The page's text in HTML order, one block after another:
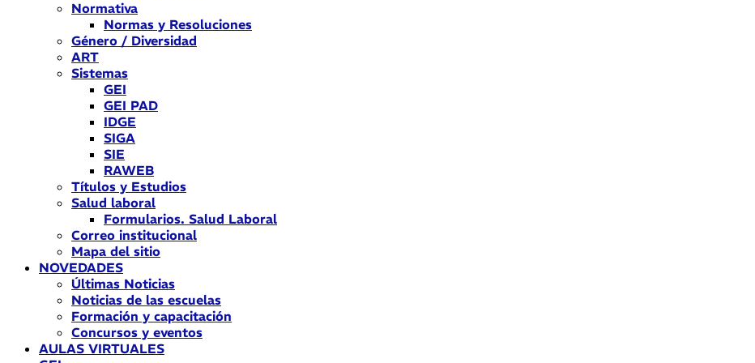
Normativa
Normas y Resoluciones
Género / Diversidad
ART
Sistemas
GEI
GEI PAD
IDGE
SIGA
SIE
RAWEB
Títulos y Estudios
Salud laboral
Formularios. Salud Laboral
Correo institucional
Mapa del sitio
NOVEDADES
Últimas Noticias
Noticias de las escuelas
Formación y capacitación
Concursos y eventos
AULAS VIRTUALES